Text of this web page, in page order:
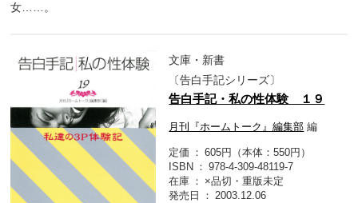
女……。
文庫・新書
〔告白手記シリーズ〕
告白手記・私の性体験 １９
月刊『ホームトーク』編集部 編
定価
605円（本体：550円）
ISBN
978-4-309-48119-7
在庫
×品切・重版未定
発売日
2003.12.06